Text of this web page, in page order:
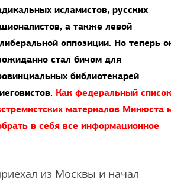
исламистов, русских
а также левой
оппозиции. Но теперь
стал бичом для
библиотекарей
Как федеральный список
материалов Минюста
в себя все информационное
из Москвы и начал